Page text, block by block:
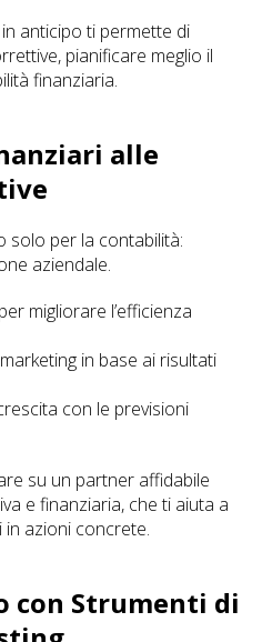
anticipo ti permette di
pianificare meglio il
finanziaria.
alle
solo per la contabilità:
aziendale.
migliorare l’efficienza
in base ai risultati
con le previsioni
su un partner affidabile
e finanziaria, che ti aiuta a
azioni concrete.
con Strumenti di